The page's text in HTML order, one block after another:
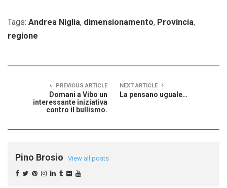
Tags: Andrea Niglia, dimensionamento, Provincia,
regione
PREVIOUS ARTICLE
Domani a Vibo un
interessante iniziativa
contro il bullismo.
NEXT ARTICLE
La pensano uguale…
Pino Brosio View all posts